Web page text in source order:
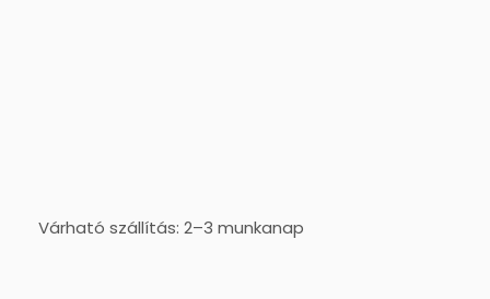
Várható szállítás: 2–3 munkanap